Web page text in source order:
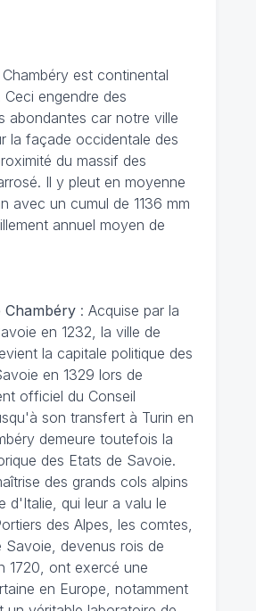
est continental
engendre des
abondantes car notre ville
la façade occidentale des
du massif des
Il y pleut en moyenne
avec un cumul de 1136 mm
annuel moyen de
Chambéry: Acquise par la
en 1232, la ville de
la capitale politique des
en 1329 lors de
officiel du Conseil
son transfert à Turin en
demeure toutefois la
des Etats de Savoie.
des grands cols alpins
d'Italie, qui leur a valu le
des Alpes, les comtes,
Savoie, devenus rois de
1720, ont exercé une
en Europe, notamment